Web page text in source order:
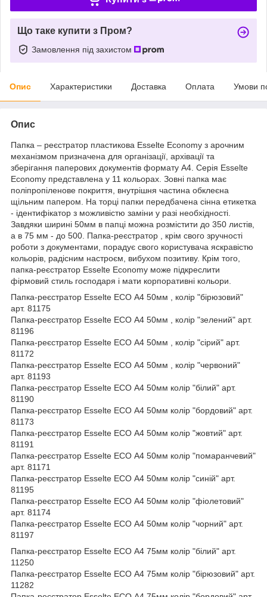
Що таке купити з Пром?
Замовлення під захистом
Опис Характеристики Доставка Оплата Умови
Опис
Папка – реєстратор пластикова Esselte Economy з арочним
механізмом призначена для організації, архівації та
зберігання паперових документів формату А4. Серія Esselte
Economy представлена у 11 кольорах. Зовні папка має
поліпропіленове покриття, внутрішня частина обклеєна
щільним папером. На торці папки передбачена сінна етикетка
- ідентифікатор з можливістю заміни у разі необхідності.
Завдяки ширині 50мм в папці можна розмістити до 350 листів,
а в 75 мм - до 500. Папка-реєстратор , крім свого зручності
роботи з документами, порадує свого користувача яскравістю
кольорів, радісним настроєм, вибухом позитиву. Крім того,
папка-реєстратор Esselte Economy може підкреслити
фірмовий стиль господаря і мати корпоративні кольори.
Папка-реєстратор Esselte ECO А4 50мм , колір "бірюзовий"
арт. 81175
Папка-реєстратор Esselte ECO А4 50мм , колір "зелений" арт.
81196
Папка-реєстратор Esselte ECO А4 50мм , колір "сірий" арт.
81172
Папка-реєстратор Esselte ECO А4 50мм , колір "червоний"
арт. 81193
Папка-реєстратор Esselte ECO А4 50мм колір "білий" арт.
81190
Папка-реєстратор Esselte ECO А4 50мм колір "бордовий" арт.
81173
Папка-реєстратор Esselte ECO А4 50мм колір "жовтий" арт.
81191
Папка-реєстратор Esselte ECO А4 50мм колір "помаранчевий"
арт. 81171
Папка-реєстратор Esselte ECO А4 50мм колір "синій" арт.
81195
Папка-реєстратор Esselte ECO А4 50мм колір "фіолетовий"
арт. 81174
Папка-реєстратор Esselte ECO А4 50мм колір "чорний" арт.
81197
Папка-реєстратор Esselte ECO А4 75мм колір "білий" арт.
11250
Папка-реєстратор Esselte ECO А4 75мм колір "бірюзовий" арт.
11282